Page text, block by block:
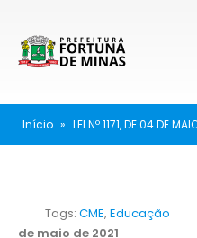
Início » LEI Nº 1171, DE 04 DE
Tags: CME, Educação
de maio de 2021